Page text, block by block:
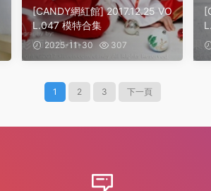
[CANDY網紅館] 2017.12.25 VO
L.047 模特合集
2025-11-30 307
1 2 3 下一頁